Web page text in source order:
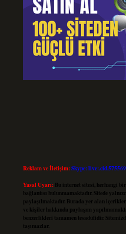
Reklam ve İletişim:Skype:
Yasal Uyarı: Bu internet sitesi, herhangi
bağlantısı bulunmamaktadır. Sitede
paylaşılmaktadır. Burada yer alan
ve kişiler hakkında paylaşım
benzerlikleri tamamen tesadüfidir.
taşımazlar.